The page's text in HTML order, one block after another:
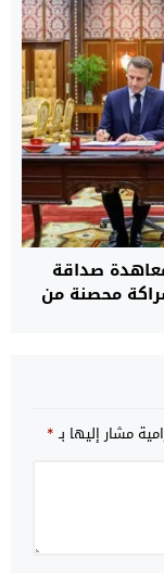
صداقة
لترسيخ شراكة محصنة من
مشار إليها بـ*